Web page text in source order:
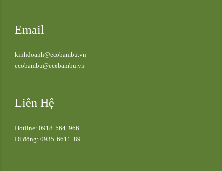
Email
kinhdoanh@ecobambu.vn
ecobambu@ecobambu.vn
Liên Hệ
Hotline: 0918. 664. 966
Di động: 0935. 6611. 89